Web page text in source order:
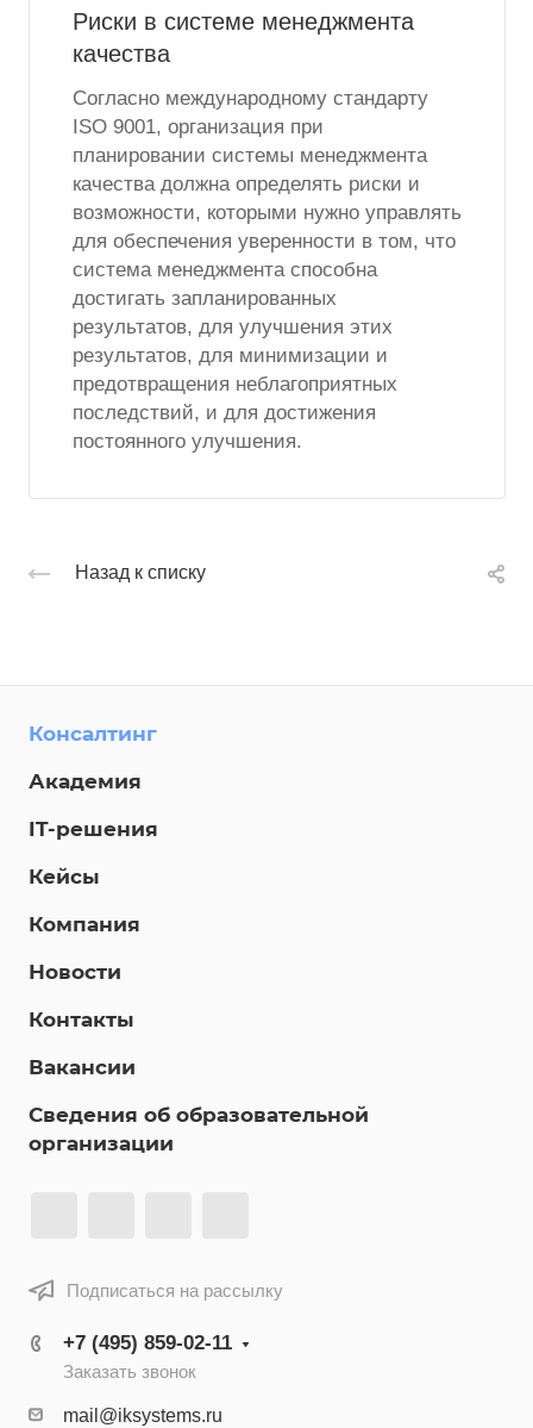
Риски в системе менеджмента
качества
Согласно международному стандарту
ISO 9001, организация при
планировании системы менеджмента
качества должна определять риски и
возможности, которыми нужно управлять
для обеспечения уверенности в том, что
система менеджмента способна
достигать запланированных
результатов, для улучшения этих
результатов, для минимизации и
предотвращения неблагоприятных
последствий, и для достижения
постоянного улучшения.
Назад к списку
Консалтинг
Академия
IT-решения
Кейсы
Компания
Новости
Контакты
Вакансии
Сведения об образовательной
организации
Подписаться на рассылку
+7 (495) 859-02-11
Заказать звонок
mail@iksystems.ru